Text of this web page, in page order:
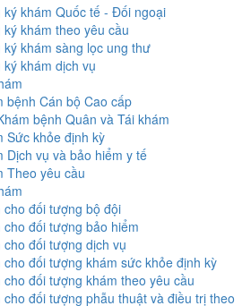
khám Quốc tế - Đối ngoại
khám theo yêu cầu
khám sàng lọc ung thư
khám dịch vụ
bệnh Cán bộ Cao cấp
bệnh Quân và Tái khám
Sức khỏe định kỳ
Dịch vụ và bảo hiểm y tế
Theo yêu cầu
cho đối tượng bộ đội
cho đối tượng bảo hiểm
cho đối tượng dịch vụ
cho đối tượng khám sức khỏe định kỳ
cho đối tượng khám theo yêu cầu
cho đối tượng phẫu thuật và điều trị theo